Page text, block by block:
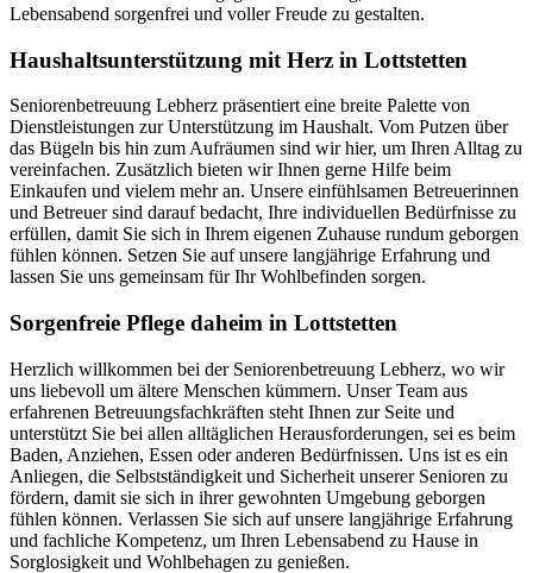
Lebensabend sorgenfrei und voller Freude zu gestalten.
Haushalts­unterstützung mit Herz in Lottstetten
Seniorenbetreuung Lebherz präsentiert eine breite Palette von
Dienstleistungen zur Unterstützung im Haushalt. Vom Putzen über
das Bügeln bis hin zum Aufräumen sind wir hier, um Ihren Alltag zu
vereinfachen. Zusätzlich bieten wir Ihnen gerne Hilfe beim
Einkaufen und vielem mehr an. Unsere einfühlsamen Betreuerinnen
und Betreuer sind darauf bedacht, Ihre individuellen Bedürfnisse zu
erfüllen, damit Sie sich in Ihrem eigenen Zuhause rundum geborgen
fühlen können. Setzen Sie auf unsere langjährige Erfahrung und
lassen Sie uns gemeinsam für Ihr Wohlbefinden sorgen.
Sorgenfreie Pflege daheim in Lottstetten
Herzlich willkommen bei der Seniorenbetreuung Lebherz, wo wir
uns liebevoll um ältere Menschen kümmern. Unser Team aus
erfahrenen Betreuungsfachkräften steht Ihnen zur Seite und
unterstützt Sie bei allen alltäglichen Herausforderungen, sei es beim
Baden, Anziehen, Essen oder anderen Bedürfnissen. Uns ist es ein
Anliegen, die Selbstständigkeit und Sicherheit unserer Senioren zu
fördern, damit sie sich in ihrer gewohnten Umgebung geborgen
fühlen können. Verlassen Sie sich auf unsere langjährige Erfahrung
und fachliche Kompetenz, um Ihren Lebensabend zu Hause in
Sorglosigkeit und Wohlbehagen zu genießen.